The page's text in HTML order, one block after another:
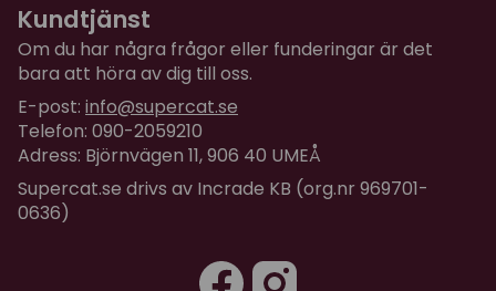
Kundtjänst
Om du har några frågor eller funderingar är det
bara att höra av dig till oss.
E-post: info@supercat.se
Telefon: 090-2059210
Adress: Björnvägen 11, 906 40 UMEÅ
Supercat.se drivs av Incrade KB (org.nr 969701-
0636)